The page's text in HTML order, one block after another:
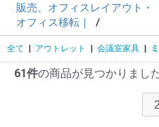
販売、オフィスレイアウト・
オフィス移転｜
全て アウトレット 会議室家具
61件の商品が見つかりまし